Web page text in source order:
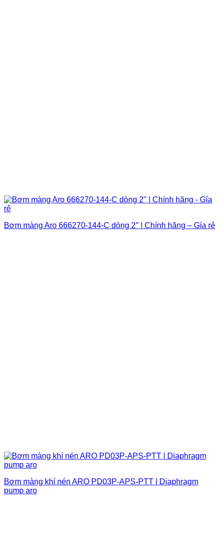
Bơm màng Aro 666270-144-C dòng 2″ | Chính hãng – Gía rẻ
Bơm màng khí nén ARO PD03P-APS-PTT | Diaphragm
pump aro